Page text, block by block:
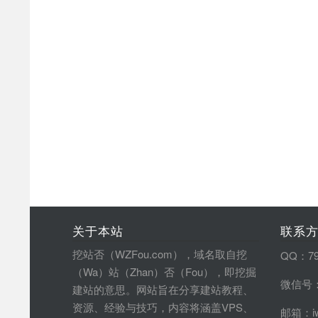
关于本站
挖站否（WZFou.com），域名取自挖
（Wa）站（Zhan）否（Fou），即挖掘
建站的意思。网站旨在分享建站教程、
资源、经验与技巧，内容将涵盖VPS、
联系
QQ：
微信号
邮箱：